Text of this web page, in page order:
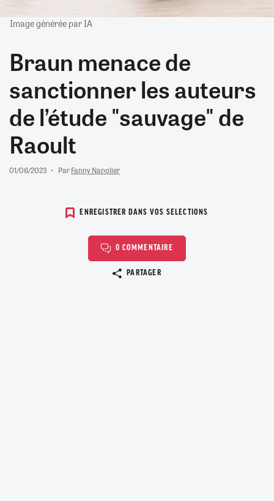
Image générée par IA
Braun menace de
sanctionner les auteurs
de l’étude "sauvage" de
Raoult
01/06/2023 ParFanny Napolier
ENREGISTRER DANS VOS SELECTIONS
0 COMMENTAIRE
PARTAGER